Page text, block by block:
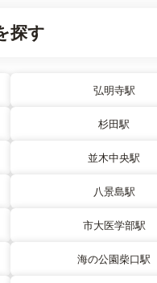
探す
弘明寺駅
杉田駅
並木中央駅
八景島駅
市大医学部駅
海の公園柴口駅